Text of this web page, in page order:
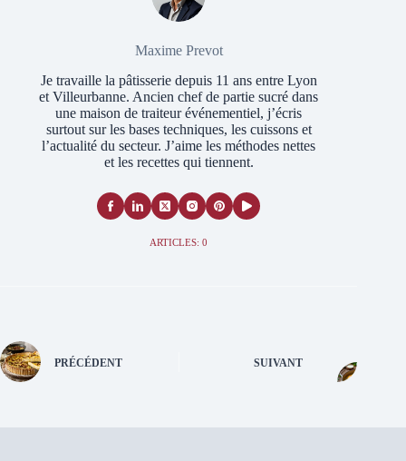
Maxime Prevot
Je travaille la pâtisserie depuis 11 ans entre Lyon
et Villeurbanne. Ancien chef de partie sucré dans
une maison de traiteur événementiel, j’écris
surtout sur les bases techniques, les cuissons et
l’actualité du secteur. J’aime les méthodes nettes
et les recettes qui tiennent.
ARTICLES: 0
PRÉCÉDENT SUIVANT